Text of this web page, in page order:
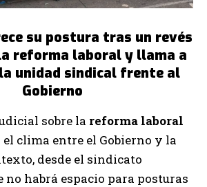
su postura tras un revés
reforma laboral y llama a
unidad sindical frente al
Gobierno
sobre la reforma laboral
clima entre el Gobierno y la
desde el sindicato
habrá espacio para posturas